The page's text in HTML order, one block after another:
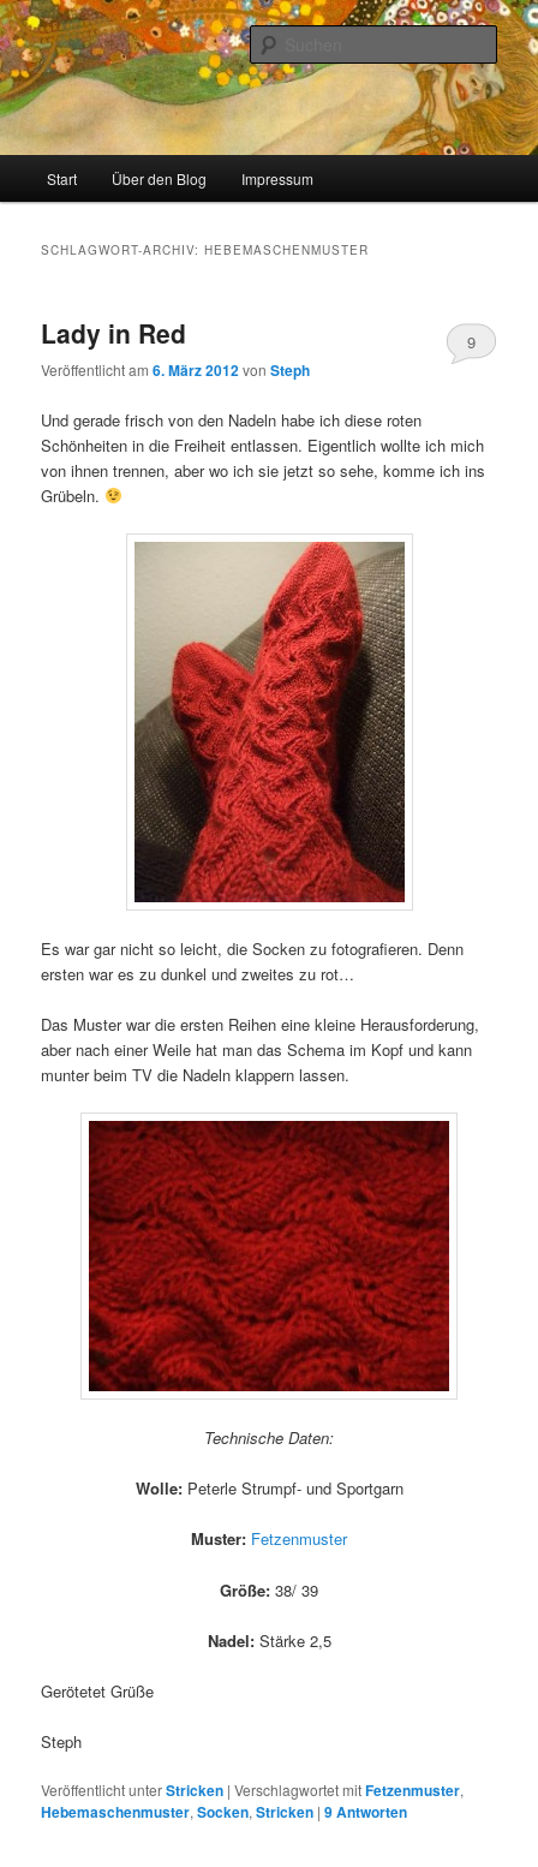
Zum
primären
Inhalt
springen
Zum
sekundären
Inhalt
springenmeinzigartig
Stricken, Nähen und alles was man selber machen kann
Start Über den Blog Impressum
SCHLAGWORT-ARCHIV:HEBEMASCHENMUSTER
Lady in Red
Veröffentlicht am6. März 2012vonSteph
9
Und gerade frisch von den Nadeln habe ich diese roten
Schönheiten in die Freiheit entlassen. Eigentlich wollte ich mich
von ihnen trennen, aber wo ich sie jetzt so sehe, komme ich ins
Grübeln.
Es war gar nicht so leicht, die Socken zu fotografieren. Denn
ersten war es zu dunkel und zweites zu rot…
Das Muster war die ersten Reihen eine kleine Herausforderung,
aber nach einer Weile hat man das Schema im Kopf und kann
munter beim TV die Nadeln klappern lassen.
Technische Daten:
Wolle: Peterle Strumpf- und Sportgarn
Muster: Fetzenmuster
Größe: 38/ 39
Nadel:Stärke 2,5
Gerötetet Grüße
Steph
Veröffentlicht unterStricken |Verschlagwortet mitFetzenmuster,
Hebemaschenmuster,Socken,Stricken |9Antworten